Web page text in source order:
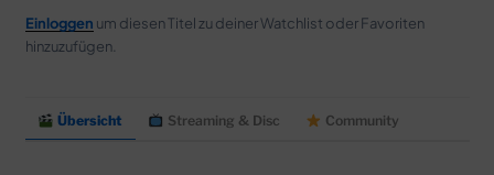
Alle Serien
Kinostarts 2026
Kurzfilme & Specialssoon
Einloggen um diesen Titel zu deiner Watchlist oder Favoriten
hinzuzufügen.
Übersicht Streaming & Disc Community